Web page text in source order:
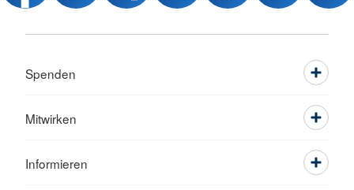
Spenden
Mitwirken
Informieren